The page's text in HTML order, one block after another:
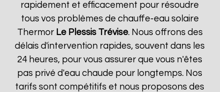
rapidement et efficacement pour résoudre
tous vos problèmes de chauffe-eau solaire
Thermor Le Plessis Trévise. Nous offrons des
délais d'intervention rapides, souvent dans les
24 heures, pour vous assurer que vous n'êtes
pas privé d'eau chaude pour longtemps. Nos
tarifs sont compétitifs et nous proposons des